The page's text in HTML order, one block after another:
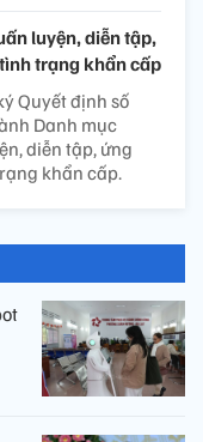
luyện, diễn tập,
trạng khẩn cấp
Quyết định số
Danh mục
diễn tập, ứng
khẩn cấp.